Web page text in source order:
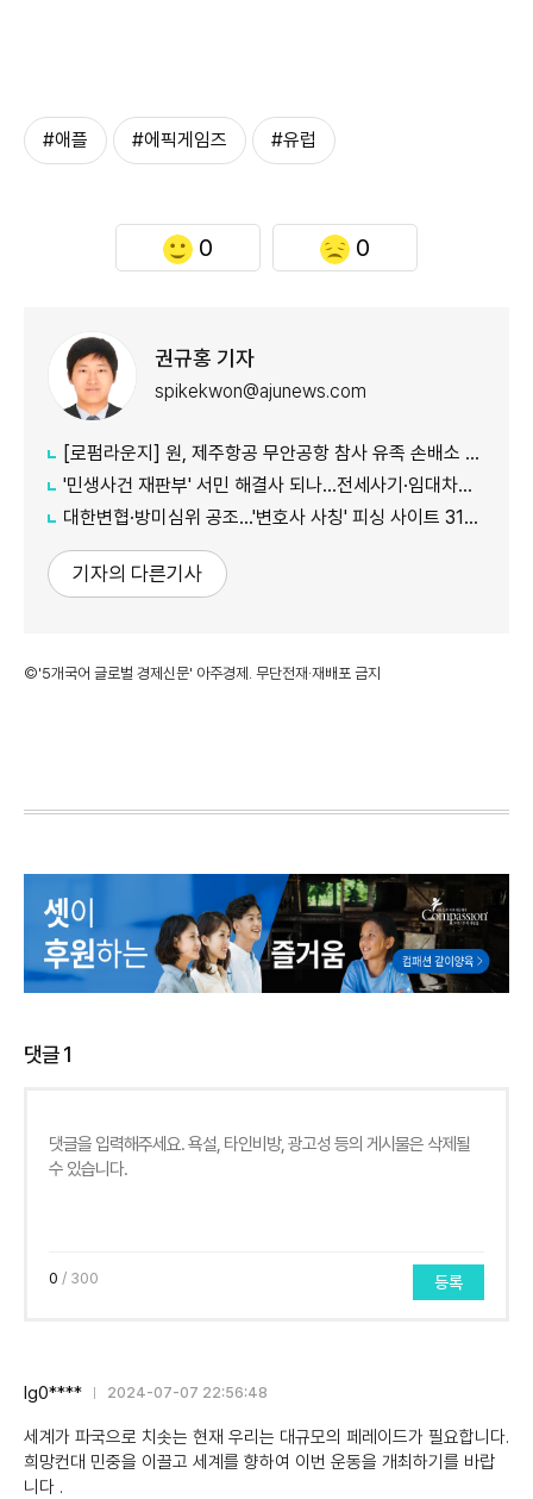
#애플 #에픽게임즈 #유럽
0 0
권규홍 기자
spikekwon@ajunews.com
[로펌라운지] 원, 제주항공 무안공항 참사 유족 손배소 대리..."참사 진상 명확히 규명"
'민생사건 재판부' 서민 해결사 되나...전세사기·임대차분쟁 평균 3개월내 해결
대한변협·방미심위 공조…'변호사 사칭' 피싱 사이트 31건 무더기 차단
기자의 다른기사
©'5개국어 글로벌 경제신문' 아주경제. 무단전재·재배포 금지
댓글1
0 / 300 등록
lg0**** 2024-07-07 22:56:48
세계가 파국으로 치솟는 현재 우리는 대규모의 페레이드가 필요합니다.
희망컨대 민중을 이끌고 세계를 향하여 이번 운동을 개최하기를 바랍
니다 .